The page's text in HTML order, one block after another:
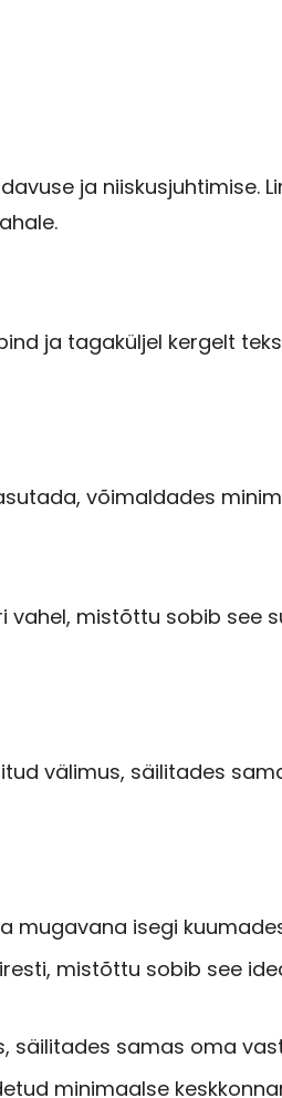
ja niiskusjuhtimise.
ja tagaküljel kergelt
võimaldades
mistõttu sobib see
välimus, säilitades
mugavana isegi
mistõttu sobib see
säilitades samas oma
minimaalse